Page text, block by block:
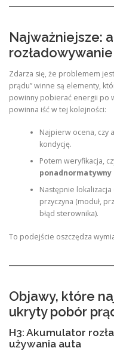
Najważniejsze:
Zdarza się, że problemem
prądu” winne są elementy,
powinny pobierać energii po
powinna iść w tej kolejności:
Najpierw ocena, czy
kondycję.
Potem weryfikacja,
ponadnormatywny
Następnie
przyczyna (moduł,
błąd sterownika).
To podejście oszczędza
Objawy, które
ukryty pobór
H3: Akumulator
używania auta